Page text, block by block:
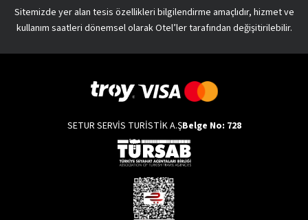
Sitemizde yer alan tesis özellikleri bilgilendirme amaçlıdır, hizmet ve
kullanım saatleri dönemsel olarak Otel’ler tarafından değişitirilebilir.
SETUR SERVİS TURİSTİK A.ŞBelge No: 728